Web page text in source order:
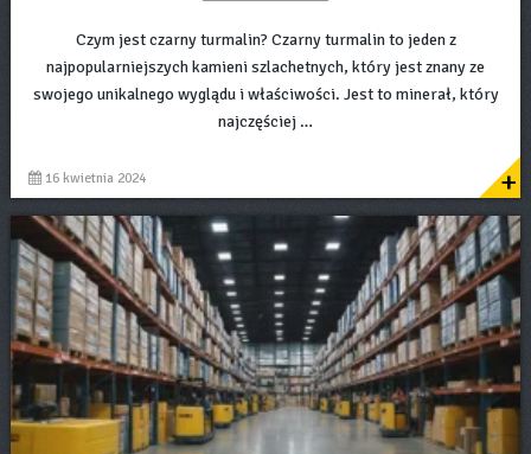
Czym jest czarny turmalin? Czarny turmalin to jeden z
najpopularniejszych kamieni szlachetnych, który jest znany ze
swojego unikalnego wyglądu i właściwości. Jest to minerał, który
najczęściej …
16 kwietnia 2024 +